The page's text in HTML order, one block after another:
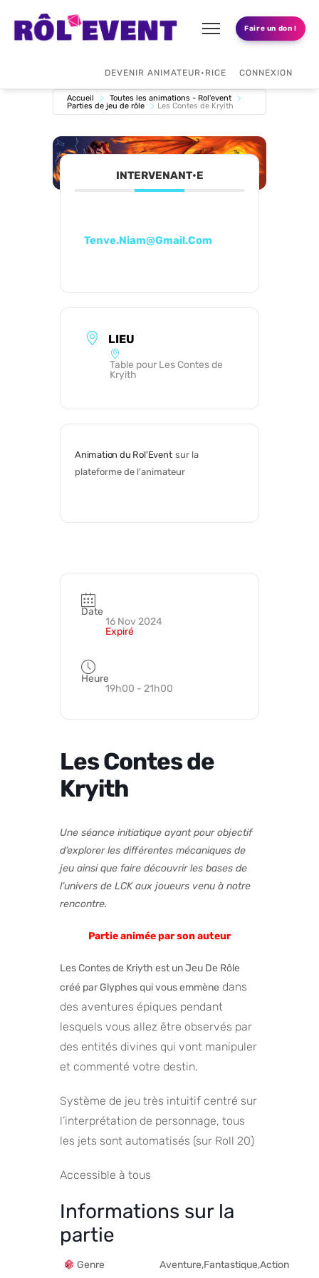
Faire un don !
DEVENIR ANIMATEUR•RICE CONNEXION
Accueil
Toutes les animations - Rol'event
Parties de jeu de rôle
Les Contes de Kryith
INTERVENANT•E
Tenve.niam@gmail.com
LIEU
Table pour Les Contes de
Kryith
Animation du Rol'Event sur la
plateforme de l'animateur
Date
16 Nov 2024
Expiré
Heure
19h00 - 21h00
Les Contes de
Kryith
Une séance initiatique ayant pour objectif
d’explorer les différentes mécaniques de
jeu ainsi que faire découvrir les bases de
l’univers de LCK aux joueurs venu à notre
rencontre.
Partie animée par son auteur
Les Contes de Kriyth est un Jeu De Rôle
créé par Glyphes qui vous emmène dans
des aventures épiques pendant
lesquels vous allez être observés par
des entités divines qui vont manipuler
et commenté votre destin.
Système de jeu très intuitif centré sur
l’interprétation de personnage, tous
les jets sont automatisés (sur Roll 20)
Accessible à tous
Informations sur la
partie
Genre Aventure,Fantastique,Action